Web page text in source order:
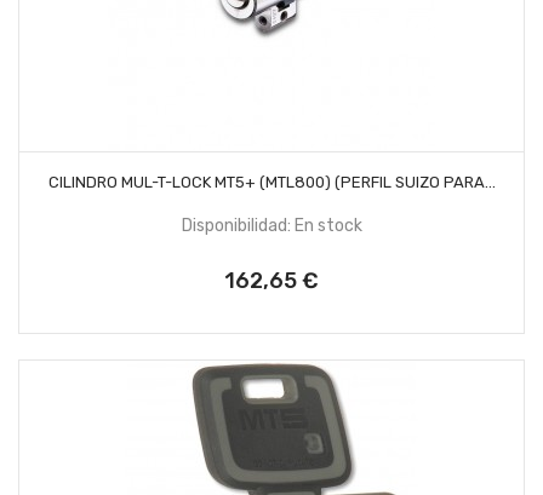
AÑADIR AL CARRITO
CILINDRO MUL-T-LOCK MT5+ (MTL800) (PERFIL SUIZO PARA...
Disponibilidad: En stock
Precio
162,65 €